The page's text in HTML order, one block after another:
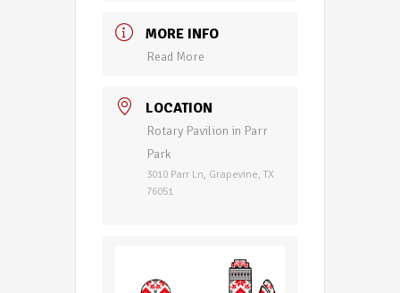
MORE INFO
Read More
LOCATION
Rotary Pavilion in Parr
Park
3010 Parr Ln, Grapevine, TX
76051